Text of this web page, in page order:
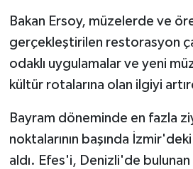
Bakan Ersoy, müzelerde ve
gerçekleştirilen restorasyon
odaklı uygulamalar ve yeni
kültür rotalarına olan ilgiyi
Bayram döneminde en fazla
noktalarının başında
aldı. Efes'i, Denizli'de